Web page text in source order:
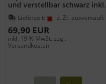
und verstellbar schwarz inkl.
Ersatzfuss
Lieferzeit: z. Zt. ausverkauft
69,90 EUR
inkl. 19 % MwSt. zzgl.
Versandkosten